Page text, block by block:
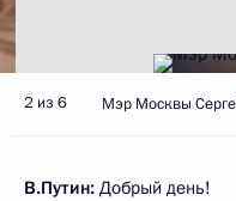
2 из 6 Мэр Москвы
В.Путин: Добрый день!